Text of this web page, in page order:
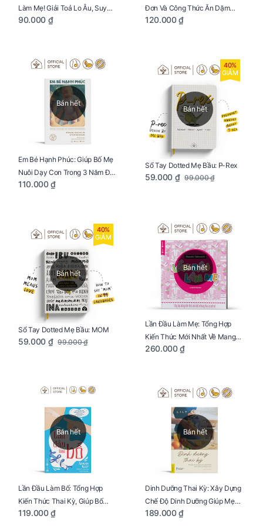
Làm Mẹ! Giải Toả Lo Âu, Suy
Nghĩ Tiêu Cực Cho Mẹ
90.000 ₫
Đơn Và Công Thức Ăn Dặm
Kiểu Nhật
120.000 ₫
Bán hết
Em Bé Hạnh Phúc: Giúp Bố Mẹ
Nuôi Dạy Con Trong 3 Năm Đầu
Đời
110.000 ₫
Bán hết
40%
GIẢM
Sổ Tay Dotted Mẹ Bầu: P-Rex
59.000 ₫ 99.000 ₫
Bán hết
40%
GIẢM
Sổ Tay Dotted Mẹ Bầu: MOM
59.000 ₫ 99.000 ₫
Bán hết
Lần Đầu Làm Mẹ: Tổng Hợp
Kiến Thức Mới Nhất Về Mang
Thai Và Sinh Nở Cho Mẹ Bầu
260.000 ₫
Bán hết
Lần Đầu Làm Bố: Tổng Hợp
Kiến Thức Thai Kỳ, Giúp Bố
Thấu Hiểu Hơn Về Mẹ Bầu Và
119.000 ₫
Bán hết
Dinh Dưỡng Thai Kỳ: Xây Dựng
Chế Độ Dinh Dưỡng Giúp Mẹ
Khỏe, Con Yêu Phát Triển Toàn
189.000 ₫